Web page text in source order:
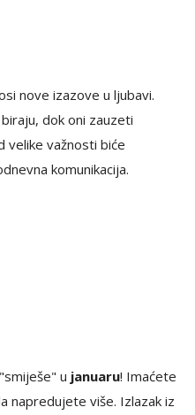
nove izazove u ljubavi.
dok oni zauzeti
velike važnosti biće
komunikacija.
u januaru! Imaćete
napredujete više. Izlazak iz